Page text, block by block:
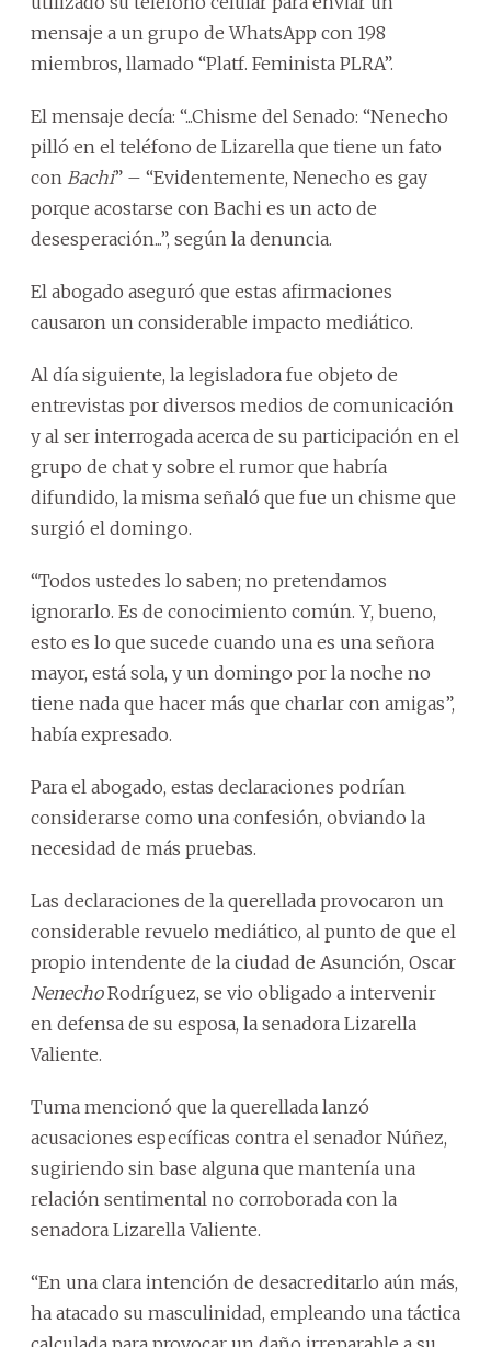
mensaje a un grupo de WhatsApp con 198
miembros, llamado “Platf. Feminista PLRA”.
El mensaje decía: “...Chisme del Senado: “Nenecho
pilló en el teléfono de Lizarella que tiene un fato
con Bachi” – “Evidentemente, Nenecho es gay
porque acostarse con Bachi es un acto de
desesperación...”, según la denuncia.
El abogado aseguró que estas afirmaciones
causaron un considerable impacto mediático.
Al día siguiente, la legisladora fue objeto de
entrevistas por diversos medios de comunicación
y al ser interrogada acerca de su participación en el
grupo de chat y sobre el rumor que habría
difundido, la misma señaló que fue un chisme que
surgió el domingo.
“Todos ustedes lo saben; no pretendamos
ignorarlo. Es de conocimiento común. Y, bueno,
esto es lo que sucede cuando una es una señora
mayor, está sola, y un domingo por la noche no
tiene nada que hacer más que charlar con amigas”,
había expresado.
Para el abogado, estas declaraciones podrían
considerarse como una confesión, obviando la
necesidad de más pruebas.
Las declaraciones de la querellada provocaron un
considerable revuelo mediático, al punto de que el
propio intendente de la ciudad de Asunción, Oscar
NenechoRodríguez, se vio obligado a intervenir
en defensa de su esposa, la senadora Lizarella
Valiente.
Tuma mencionó que la querellada lanzó
acusaciones específicas contra el senador Núñez,
sugiriendo sin base alguna que mantenía una
relación sentimental no corroborada con la
senadora Lizarella Valiente.
“En una clara intención de desacreditarlo aún más,
ha atacado su masculinidad, empleando una táctica